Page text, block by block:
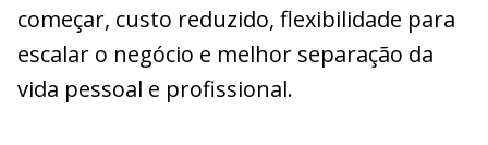
começar, custo reduzido, flexibilidade para
escalar o negócio e melhor separação da
vida pessoal e profissional.